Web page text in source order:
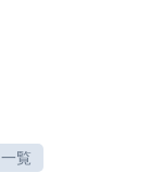
一覧